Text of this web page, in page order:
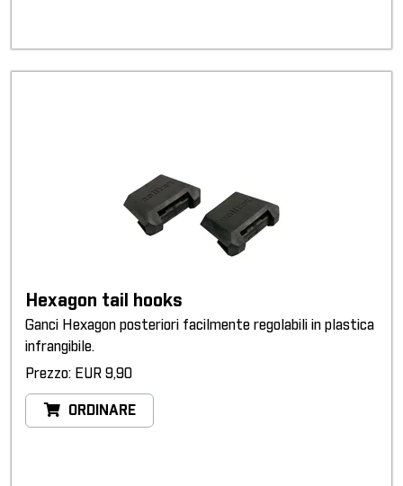
Hexagon tail hooks
Ganci Hexagon posteriori facilmente regolabili in plastica
infrangibile.
Prezzo: EUR 9,90
ORDINARE